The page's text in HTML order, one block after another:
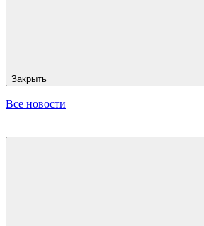
Закрыть
Все новости